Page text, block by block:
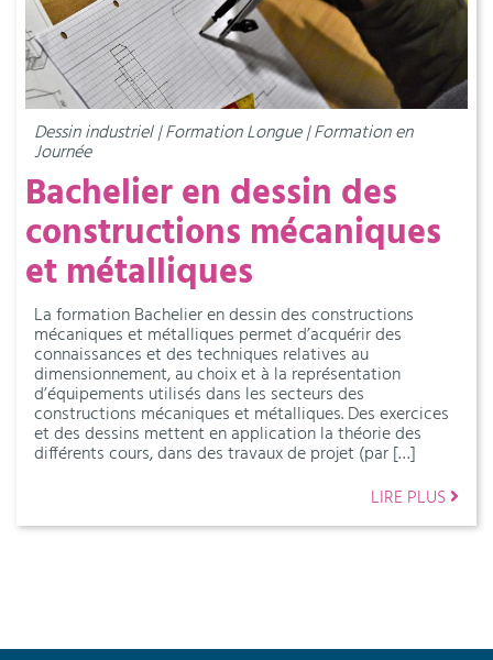
Dessin industriel | Formation Longue | Formation en
Journée
Bachelier en dessin des
constructions mécaniques
et métalliques
La formation Bachelier en dessin des constructions
mécaniques et métalliques permet d’acquérir des
connaissances et des techniques relatives au
dimensionnement, au choix et à la représentation
d’équipements utilisés dans les secteurs des
constructions mécaniques et métalliques. Des exercices
et des dessins mettent en application la théorie des
différents cours, dans des travaux de projet (par […]
LIRE PLUS